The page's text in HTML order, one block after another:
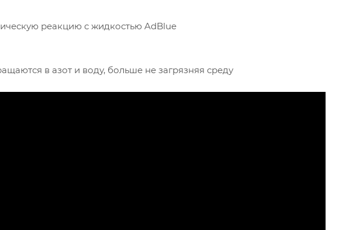
реакцию с жидкостью AdBlue
в азот и воду, больше не загрязняя среду